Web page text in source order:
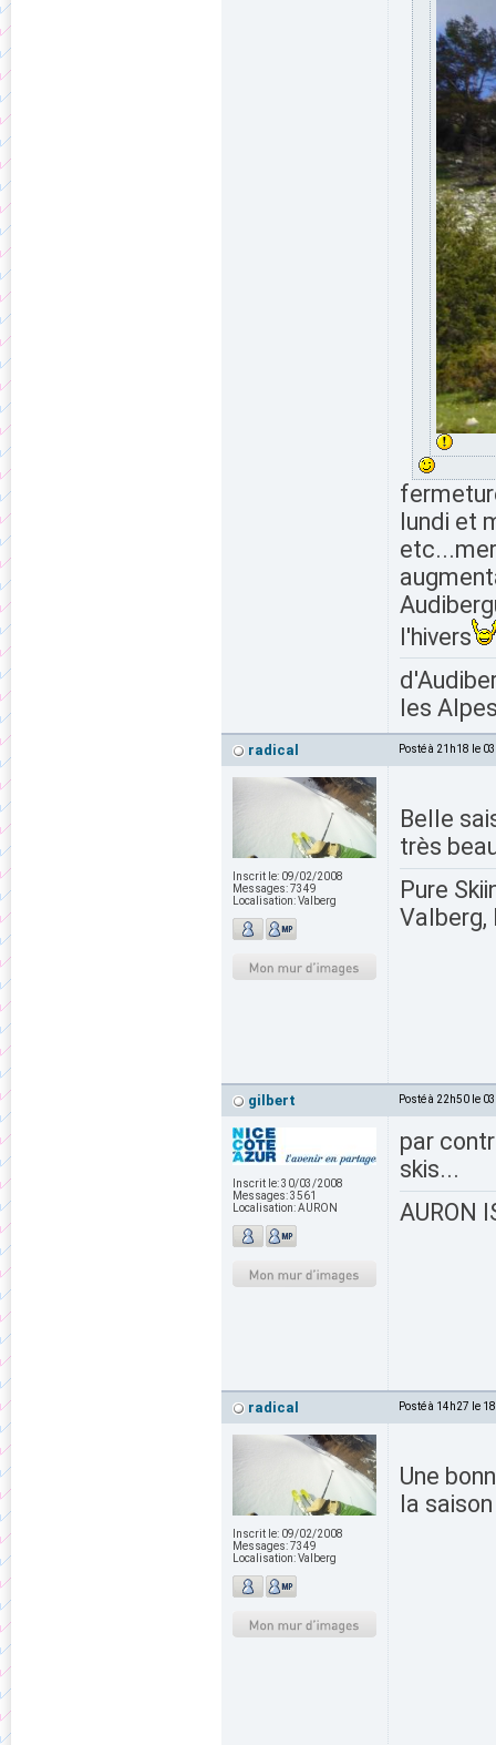
lundi et
l'hivers
les
radical Posté à 21h18 le
Inscrit le: 09/02/2008
Messages:7349
Localisation:Valberg
Belle
très
Pure
Valberg,
gilbert Posté à 22h50 le
Inscrit le:30/03/2008
Messages:3561
Localisation:AURON
par
skis...
AURON
radical Posté à 14h27 le
Inscrit le: 09/02/2008
Messages:7349
Localisation:Valberg
Une
la